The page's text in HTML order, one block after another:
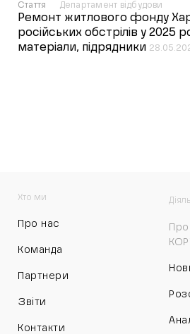
Стаття Департамент відбудови
Ремонт житлового фонду
російських обстрілів у 2025
матеріали, підрядники
Хто ми
Про нас
Команда
Партнери
Звіти
Контакти
Про